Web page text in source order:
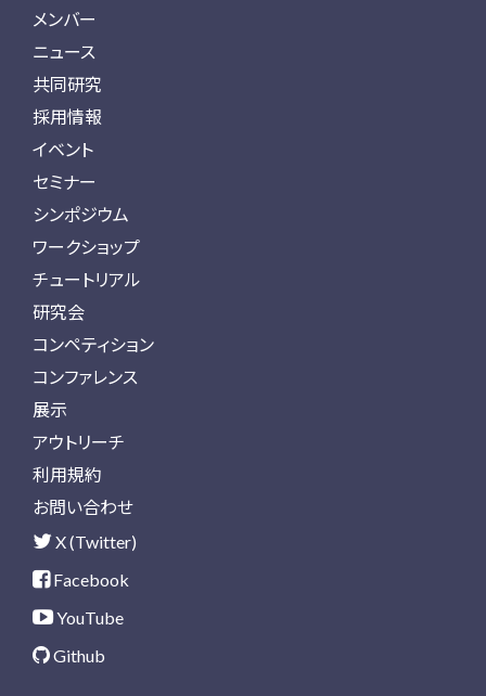
メンバー
ニュース
共同研究
採用情報
イベント
セミナー
シンポジウム
ワークショップ
チュートリアル
研究会
コンペティション
コンファレンス
展示
アウトリーチ
利用規約
お問い合わせ
X (Twitter)
Facebook
YouTube
Github